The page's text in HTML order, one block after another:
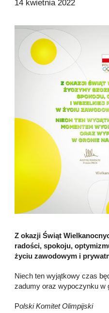
14 kwietnia 2022
Z okazji Świąt
radości, spokoju,
życiu zawodowym i
Niech ten wyjątkowy czas
zadumy oraz wypoczynku w
Polski Komitet Olimpijski